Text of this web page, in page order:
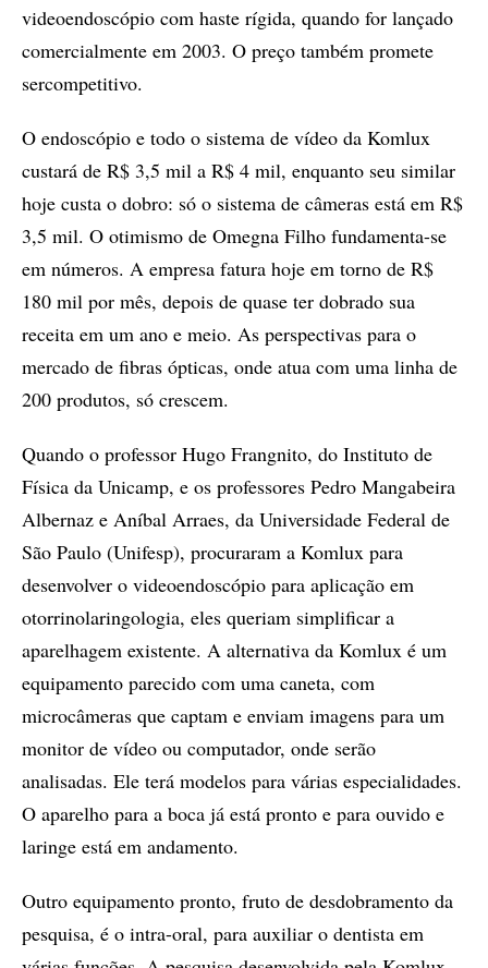
videoendoscópio com haste rígida, quando for lançado
comercialmente em 2003. O preço também promete
sercompetitivo.
O endoscópio e todo o sistema de vídeo da Komlux
custará de R$ 3,5 mil a R$ 4 mil, enquanto seu similar
hoje custa o dobro: só o sistema de câmeras está em R$
3,5 mil. O otimismo de Omegna Filho fundamenta-se
em números. A empresa fatura hoje em torno de R$
180 mil por mês, depois de quase ter dobrado sua
receita em um ano e meio. As perspectivas para o
mercado de fibras ópticas, onde atua com uma linha de
200 produtos, só crescem.
Quando o professor Hugo Frangnito, do Instituto de
Física da Unicamp, e os professores Pedro Mangabeira
Albernaz e Aníbal Arraes, da Universidade Federal de
São Paulo (Unifesp), procuraram a Komlux para
desenvolver o videoendoscópio para aplicação em
otorrinolaringologia, eles queriam simplificar a
aparelhagem existente. A alternativa da Komlux é um
equipamento parecido com uma caneta, com
microcâmeras que captam e enviam imagens para um
monitor de vídeo ou computador, onde serão
analisadas. Ele terá modelos para várias especialidades.
O aparelho para a boca já está pronto e para ouvido e
laringe está em andamento.
Outro equipamento pronto, fruto de desdobramento da
pesquisa, é o intra-oral, para auxiliar o dentista em